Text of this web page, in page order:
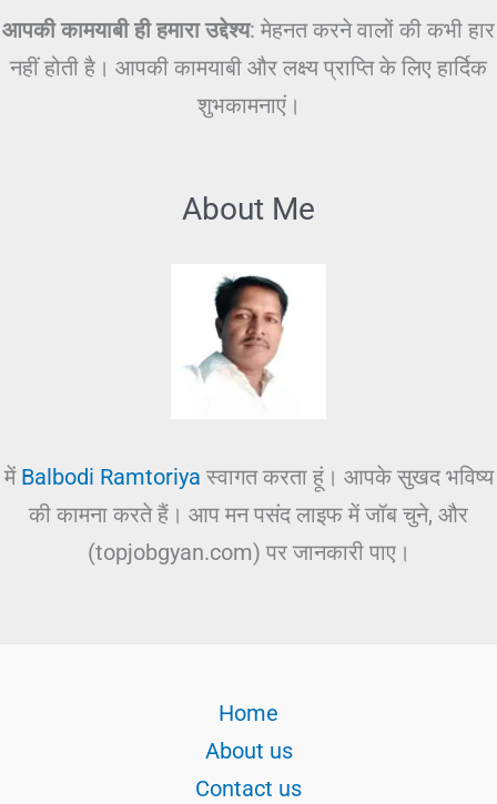
आपकी कामयाबी ही हमारा उद्देश्य: मेहनत करने वालों की कभी हार
नहीं होती है। आपकी कामयाबी और लक्ष्य प्राप्ति के लिए हार्दिक
शुभकामनाएं।
About Me
में Balbodi Ramtoriya स्वागत करता हूं। आपके सुखद भविष्य
की कामना करते हैं। आप मन पसंद लाइफ में जॉब चुने, और
(topjobgyan.com) पर जानकारी पाए।
Home
About us
Contact us